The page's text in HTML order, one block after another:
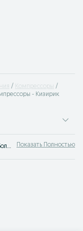
Компрессоры
- Кизирик
Продажа компрессоров и насосов Кизирик ✔️ Большой выбор компрессоров разной мощности, насосов, насосных станций для любых целей на OLX.uz! Показать Полностью